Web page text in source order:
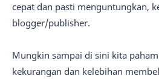
cepat dan pasti menguntungkan,
blogger/publisher.
Mungkin sampai di sini kita
kekurangan dan kelebihan